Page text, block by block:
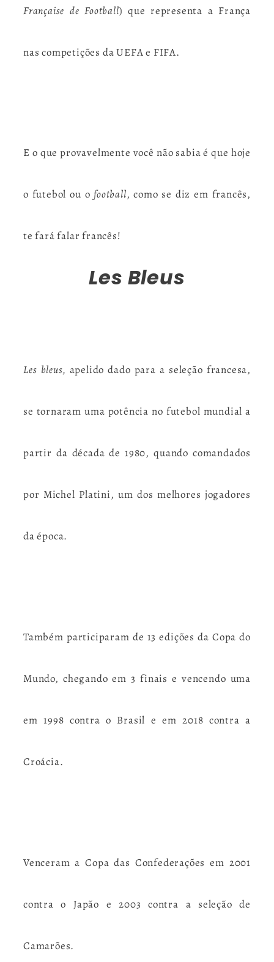
Française de Football) que representa a França
nas competições da UEFA e FIFA.
E o que provavelmente você não sabia é que hoje
o futebol ou ofootball, como se diz em francês,
te fará falar francês!
Les Bleus
Les bleus, apelido dado para a seleção francesa,
se tornaram uma potência no futebol mundial a
partir da década de 1980, quando comandados
por Michel Platini, um dos melhores jogadores
da época.
Também participaram de 13 edições da Copa do
Mundo, chegando em 3 finais e vencendo uma
em 1998 contra o Brasil e em 2018 contra a
Croácia.
Venceram a Copa das Confederações em 2001
contra o Japão e 2003 contra a seleção de
Camarões.